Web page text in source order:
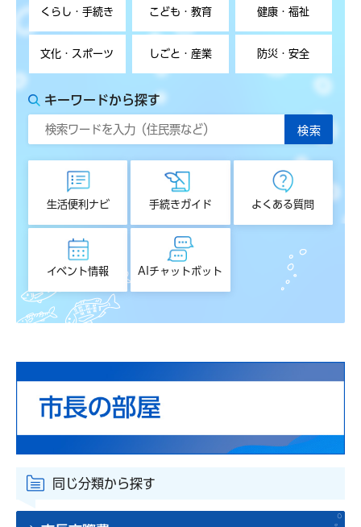
くらし・手続き こども・教育 健康・福祉
文化・スポーツ しごと・産業 防災・安全
キーワードから探す
生活便利ナビ 手続きガイド よくある質問
イベント情報 AIチャットボット
同じ分類から探す